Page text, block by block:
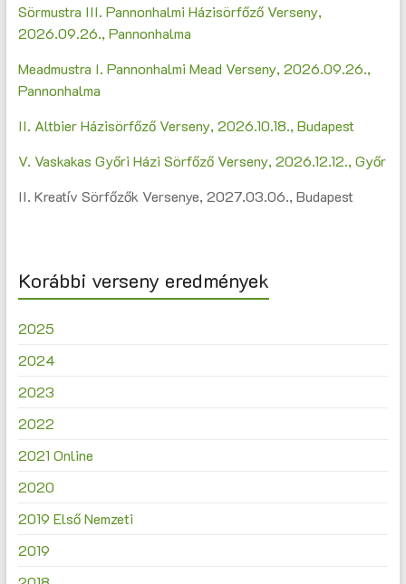
Sörmustra III. Pannonhalmi Házisörfőző Verseny,
2026.09.26., Pannonhalma
Meadmustra I. Pannonhalmi Mead Verseny, 2026.09.26.,
Pannonhalma
II. Altbier Házisörfőző Verseny, 2026.10.18., Budapest
V. Vaskakas Győri Házi Sörfőző Verseny, 2026.12.12., Győr
II. Kreatív Sörfőzők Versenye, 2027.03.06., Budapest
Korábbi verseny eredmények
2025
2024
2023
2022
2021 Online
2020
2019 Első Nemzeti
2019